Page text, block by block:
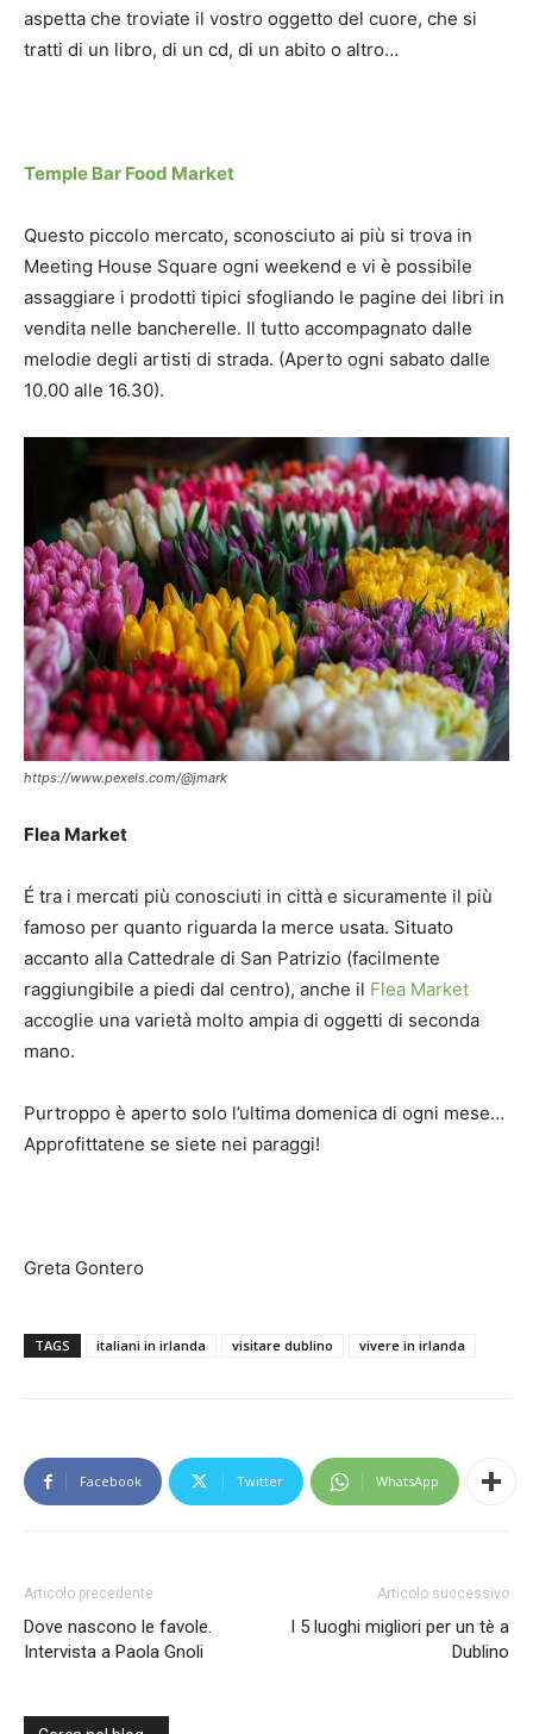
aspetta che troviate il vostro oggetto del cuore, che si
tratti di un libro, di un cd, di un abito o altro…
Temple Bar Food Market
Questo piccolo mercato, sconosciuto ai più si trova in
Meeting House Square ogni weekend e vi è possibile
assaggiare i prodotti tipici sfogliando le pagine dei libri in
vendita nelle bancherelle. Il tutto accompagnato dalle
melodie degli artisti di strada. (Aperto ogni sabato dalle
10.00 alle 16.30).
https://www.pexels.com/@jmark
Flea Market
É tra i mercati più conosciuti in città e sicuramente il più
famoso per quanto riguarda la merce usata. Situato
accanto alla Cattedrale di San Patrizio (facilmente
raggiungibile a piedi dal centro), anche il Flea Market
accoglie una varietà molto ampia di oggetti di seconda
mano.
Purtroppo è aperto solo l’ultima domenica di ogni mese…
Approfittatene se siete nei paraggi!
Greta Gontero
TAGS italiani in irlanda visitare dublino vivere in irlanda
Facebook Twitter WhatsApp
Articolo precedente
Dove nascono le favole.
Intervista a Paola Gnoli
Articolo successivo
I 5 luoghi migliori per un tè a
Dublino